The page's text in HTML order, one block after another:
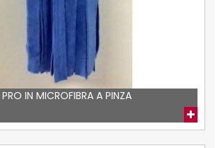
IN MICROFIBRA A PINZA